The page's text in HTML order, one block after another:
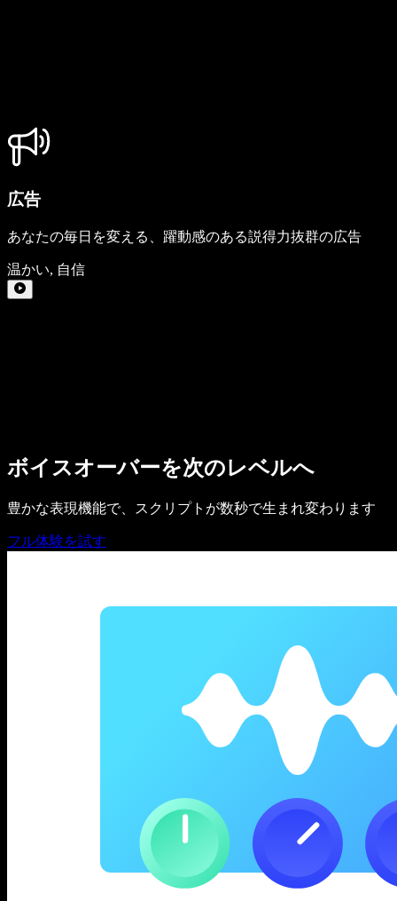
広告
あなたの毎日を変える、躍動感のある説得力抜群の広告
温かい, 自信
ボイスオーバーを次のレベルへ
豊かな表現機能で、スクリプトが数秒で生まれ変わります
フル体験を試す